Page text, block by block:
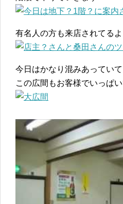
有名人の方も来店されてる
今日はかなり混みあってい
この広間もお客様でいっぱ